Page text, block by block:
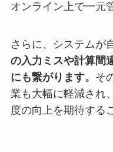
オンライン上で一元
さらに、システムが
の入力ミスや計算間
にも繋がります。 そ
業も大幅に軽減され
度の向上を期待する